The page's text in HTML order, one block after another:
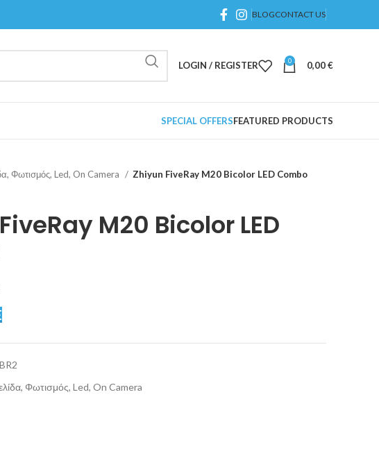
BLOGCONTACT US
LOGIN / REGISTER 0 0,00€
SPECIAL OFFERSFEATURED PRODUCTS
Φωτισμός, Led, On Camera Zhiyun FiveRay M20 Bicolor LED Combo
M20 Bicolor LED
Φωτισμός, Led, On Camera